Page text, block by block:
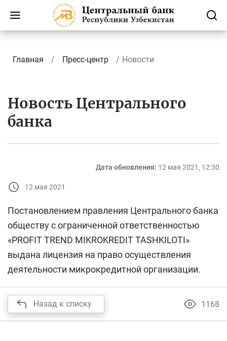
Главная Пресс-центр Новости
Новость Центрального
банка
Дата обновления: 12 мая 2021, 12:30
12 мая 2021
Постановлением правления Центрального банка
обществу с ограниченной ответственностью
«PROFIT TREND MIKROKREDIT TASHKILOTI»
выдана лицензия на право осуществления
деятельности микрокредитной организации.
Назад к списку 1168